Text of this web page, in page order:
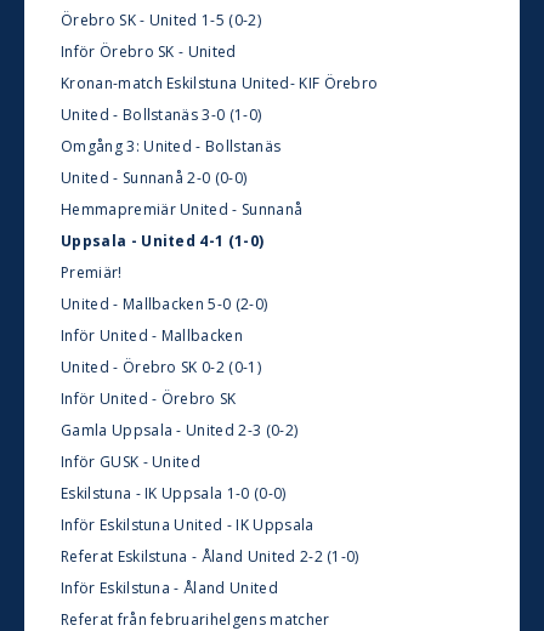
Örebro SK - United 1-5 (0-2)
Inför Örebro SK - United
Kronan-match Eskilstuna United- KIF Örebro
United - Bollstanäs 3-0 (1-0)
Omgång 3: United - Bollstanäs
United - Sunnanå 2-0 (0-0)
Hemmapremiär United - Sunnanå
Uppsala - United 4-1 (1-0)
Premiär!
United - Mallbacken 5-0 (2-0)
Inför United - Mallbacken
United - Örebro SK 0-2 (0-1)
Inför United - Örebro SK
Gamla Uppsala - United 2-3 (0-2)
Inför GUSK - United
Eskilstuna - IK Uppsala 1-0 (0-0)
Inför Eskilstuna United - IK Uppsala
Referat Eskilstuna - Åland United 2-2 (1-0)
Inför Eskilstuna - Åland United
Referat från februarihelgens matcher